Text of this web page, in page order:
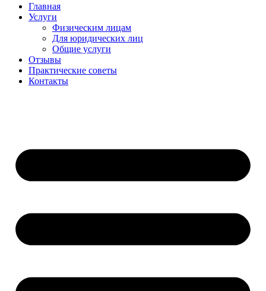
Главная
Услуги
Физическим лицам
Для юридических лиц
Общие услуги
Отзывы
Практические советы
Контакты